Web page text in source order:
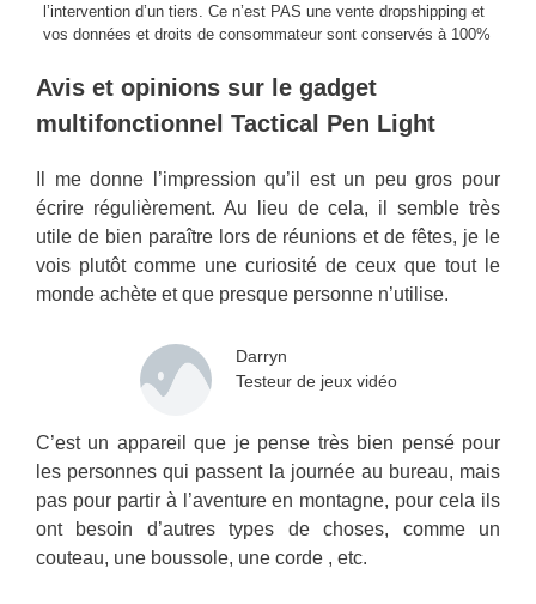
l’intervention d’un tiers. Ce n’est PAS une vente dropshipping et
vos données et droits de consommateur sont conservés à 100%
Avis et opinions sur le gadget
multifonctionnel Tactical Pen Light
Il me donne l’impression qu’il est un peu gros pour
écrire régulièrement. Au lieu de cela, il semble très
utile de bien paraître lors de réunions et de fêtes, je le
vois plutôt comme une curiosité de ceux que tout le
monde achète et que presque personne n’utilise.
Darryn
Testeur de jeux vidéo
C’est un appareil que je pense très bien pensé pour
les personnes qui passent la journée au bureau, mais
pas pour partir à l’aventure en montagne, pour cela ils
ont besoin d’autres types de choses, comme un
couteau, une boussole, une corde , etc.